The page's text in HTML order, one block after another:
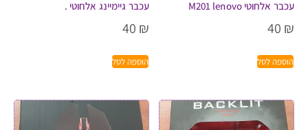
עכבר אלחוטי M201 lenovo
40 ₪
הוספה לסל
עכבר גיימיינג אלחוטי .
40 ₪
הוספה לסל